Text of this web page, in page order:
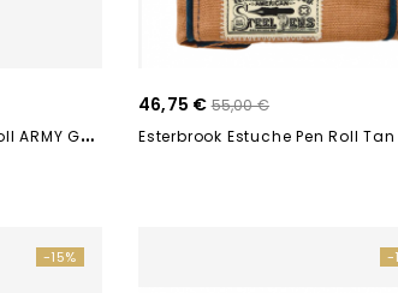
E
Sterbrook Estuche Pen Roll ARMY GREEN 20...
46,75 € 55,00 €
-15% -